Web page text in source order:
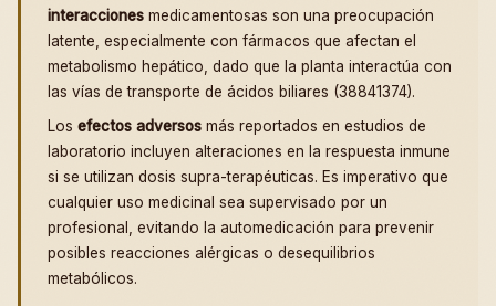
interacciones medicamentosas son una preocupación
latente, especialmente con fármacos que afectan el
metabolismo hepático, dado que la planta interactúa con
las vías de transporte de ácidos biliares (38841374).
Los efectos adversos más reportados en estudios de
laboratorio incluyen alteraciones en la respuesta inmune
si se utilizan dosis supra-terapéuticas. Es imperativo que
cualquier uso medicinal sea supervisado por un
profesional, evitando la automedicación para prevenir
posibles reacciones alérgicas o desequilibrios
metabólicos.